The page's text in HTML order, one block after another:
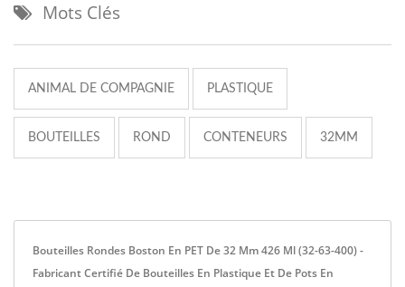
Mots Clés
ANIMAL DE COMPAGNIE PLASTIQUE
BOUTEILLES ROND CONTENEURS 32MM
Bouteilles Rondes Boston En PET De 32 Mm 426 Ml (32-63-400) -
Fabricant Certifié De Bouteilles En Plastique Et De Pots En